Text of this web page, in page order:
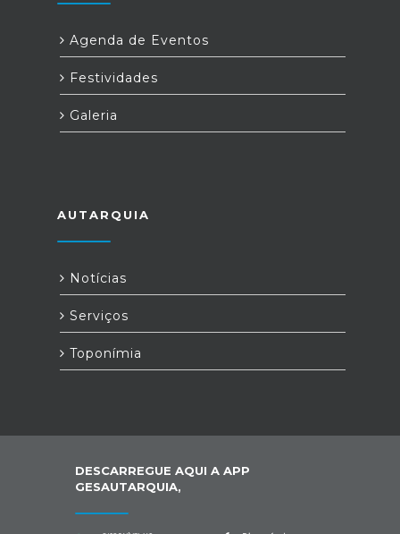
Agenda de Eventos
Festividades
Galeria
AUTARQUIA
Notícias
Serviços
Toponímia
DESCARREGUE AQUI A APP
GESAUTARQUIA,